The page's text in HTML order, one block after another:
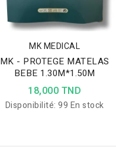
MK MEDICAL
MK - PROTEGE MATELAS
BEBE 1.30M*1.50M
18,000 TND
Disponibilité:99 En stock